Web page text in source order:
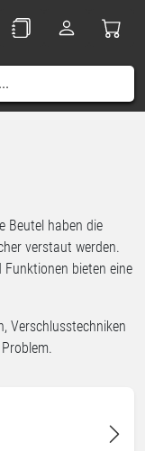
Beutel haben die
verstaut werden.
bieten eine
Verschlusstechniken